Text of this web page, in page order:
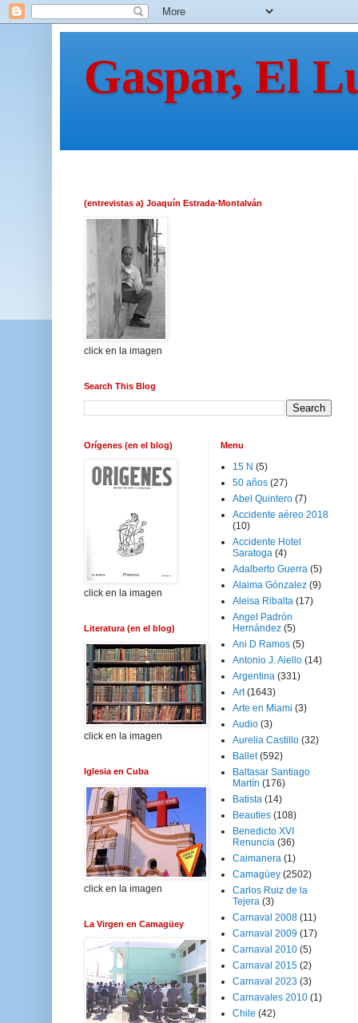
Gaspar, El
(entrevistas a) Joaquín Estrada-Montalván
click en la imagen
Search This Blog
Orígenes (en el blog)
click en la imagen
Literatura (en el blog)
click en la imagen
Iglesia en Cuba
click en la imagen
La Virgen en Camagüey
Menu
15 N (5)
50 años (27)
Abel Quintero (7)
Accidente aéreo 2018
(10)
Accidente Hotel
Saratoga (4)
Adalberto Guerra (5)
Alaima Gónzalez (9)
Aleisa Ribalta (17)
Angel Padrón
Hernández (5)
Ani D Ramos (5)
Antonio J. Aiello (14)
Argentina (331)
Art (1643)
Arte en Miami (3)
Audio (3)
Aurelia Castillo (32)
Ballet (592)
Baltasar Santiago
Martín (176)
Batista (14)
Beauties (108)
Benedicto XVI
Renuncia (36)
Caimanera (1)
Camagüey (2502)
Carlos Ruiz de la
Tejera (3)
Carnaval 2008 (11)
Carnaval 2009 (17)
Carnaval 2010 (5)
Carnaval 2015 (2)
Carnaval 2023 (3)
Carnavales 2010 (1)
Chile (42)